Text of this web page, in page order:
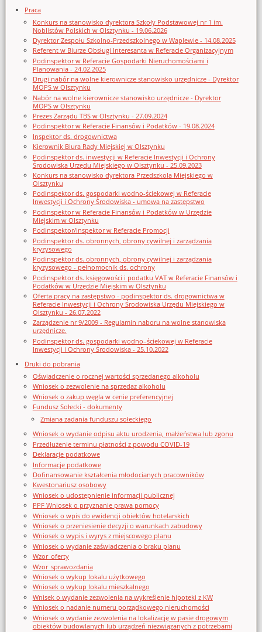
Praca
Konkurs na stanowisko dyrektora Szkoły Podstawowej nr 1 im.
Noblistów Polskich w Olsztynku - 19.06.2026
Dyrektor Zespołu Szkolno-Przedszkolnego w Waplewie - 14.08.2025
Referent w Biurze Obsługi Interesanta w Referacie Organizacyjnym
Podinspektor w Referacie Gospodarki Nieruchomościami i
Planowania - 24.02.2025
Drugi nabór na wolne kierownicze stanowisko urzędnicze - Dyrektor
MOPS w Olsztynku
Nabór na wolne kierownicze stanowisko urzędnicze - Dyrektor
MOPS w Olsztynku
Prezes Zarządu TBS w Olsztynku - 27.09.2024
Podinspektor w Referacie Finansów i Podatków - 19.08.2024
Inspektor ds. drogownictwa
Kierownik Biura Rady Miejskiej w Olsztynku
Podinspektor ds. inwestycji w Referacie Inwestycji i Ochrony
Środowiska Urzędu Miejskiego w Olsztynku - 25.09.2023
Konkurs na stanowisko dyrektora Przedszkola Miejskiego w
Olsztynku
Podinspektor ds. gospodarki wodno-ściekowej w Referacie
Inwestycji i Ochrony Środowiska - umowa na zastępstwo
Podinspektor w Referacie Finansów i Podatków w Urzędzie
Miejskim w Olsztynku
Podinspektor/inspektor w Referacie Promocji
Podinspektor ds. obronnych, obrony cywilnej i zarządzania
kryzysowego
Podinspektor ds. obronnych, obrony cywilnej i zarządzania
kryzysowego - pełnomocnik ds. ochrony
Podinspektor ds. księgowości i podatku VAT w Referacie Finansów i
Podatków w Urzędzie Miejskim w Olsztynku
Oferta pracy na zastępstwo - podinspektor ds. drogownictwa w
Referacie Inwestycji i Ochrony Środowiska Urzędu Miejskiego w
Olsztynku - 26.07.2022
Zarządzenie nr 9/2009 - Regulamin naboru na wolne stanowiska
urzędnicze.
Podinspektor ds. gospodarki wodno–ściekowej w Referacie
Inwestycji i Ochrony Środowiska - 25.10.2022
Druki do pobrania
Oświadczenie o rocznej wartości sprzedanego alkoholu
Wniosek o zezwolenie na sprzedaz alkoholu
Wniosek o zakup węgla w cenie preferencyjnej
Fundusz Sołecki - dokumenty
Zmiana zadania funduszu sołeckiego
Wniosek o wydanie odpisu aktu urodzenia, małżeństwa lub zgonu
Przedłużenie terminu płatności z powodu COVID-19
Deklaracje podatkowe
Informacje podatkowe
Dofinansowanie kształcenia młodocianych pracowników
Kwestonariusz osobowy
Wniosek o udostępnienie informacji publicznej
PPF Wniosek o przyznanie prawa pomocy
Wniosek o wpis do ewidencji obiektów hotelarskich
Wniosek o przeniesienie decyzji o warunkach zabudowy
Wniosek o wypis i wyrys z miejscowego planu
Wniosek o wydanie zaświadczenia o braku planu
Wzor_oferty
Wzor_sprawozdania
Wniosek o wykup lokalu użytkowego
Wniosek o wykup lokalu mieszkalnego
Wnisek o wydanie zezwolenia na wykreślenie hipoteki z KW
Wniosek o nadanie numeru porządkowego nieruchomości
Wniosek o wydanie zezwolenia na lokalizację w pasie drogowym
obiektów budowlanych lub urządzeń niezwiązanych z potrzebami